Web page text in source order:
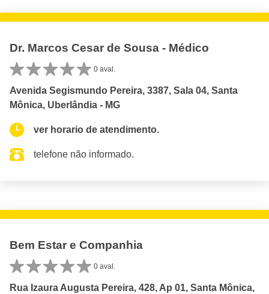
Dr. Marcos Cesar de Sousa - Médico
0 aval.
Avenida Segismundo Pereira, 3387, Sala 04, Santa
Mônica, Uberlândia - MG
ver horario de atendimento.
telefone não informado.
Bem Estar e Companhia
0 aval.
Rua Izaura Augusta Pereira, 428, Ap 01, Santa Mônica,